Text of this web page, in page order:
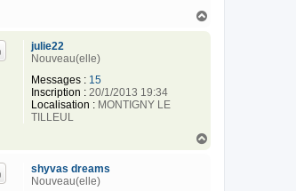
julie22
Nouveau(elle)
Messages : 15
Inscription : 20/1/2013 19:34
Localisation : MONTIGNY LE
TILLEUL
shyvas dreams
Nouveau(elle)